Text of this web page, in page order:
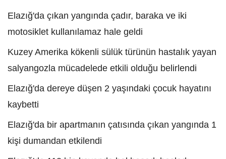
Elazığ'da çıkan yangında çadır, baraka ve iki
motosiklet kullanılamaz hale geldi
Kuzey Amerika kökenli sülük türünün hastalık yayan
salyangozla mücadelede etkili olduğu belirlendi
Elazığ'da dereye düşen 2 yaşındaki çocuk hayatını
kaybetti
Elazığ'da bir apartmanın çatısında çıkan yangında 1
kişi dumandan etkilendi